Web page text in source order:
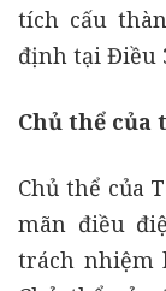
tích cấu
định tại Điều
Chủ thể của
Chủ thể của
mãn điều
trách nhiệm